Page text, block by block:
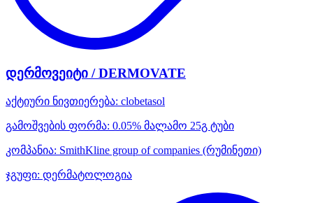
დერმოვეიტი / DERMOVATE
აქტიური ნივთიერება: clobetasol
გამოშვების ფორმა: 0.05% მალამო 25გ ტუბი
კომპანია: SmithKline group of companies (რუმინეთი)
ჯგუფი: დერმატოლოგია